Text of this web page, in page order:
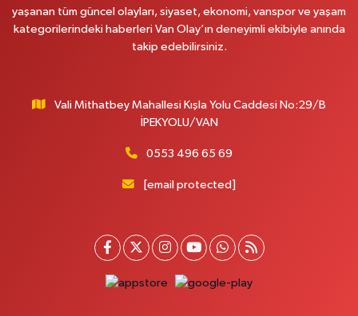
Afşar Eczanesi
Kazım Karabekir cad.Eski Araştırma Hastanesi karşısı (kent park karşısı )
Gürpınar Eczanesi
Akpınar Mah. Milli Egemenlik Cad.No:7 A
Yol Tarifi Al
0 (432) 215 77 65 Yol Tarifi Al
Ferhat Eczanesi
yaşanan tüm güncel olayları, siyaset, ekonomi, vanspor ve yaşam
kategorilerindeki haberleri Van Olay’ın deneyimli ekibiyle anında
takip edebilirsiniz.
Vali Mithatbey Mahallesi Kışla Yolu Caddesi No:29/B
İPEKYOLU/VAN
0553 496 65 69
[email protected]